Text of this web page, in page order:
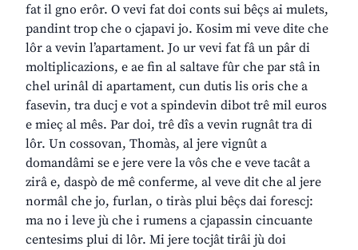
fat il gno erôr. O vevi fat doi conts sui bêçs ai mulets,
pandint trop che o cjapavi jo. Kosim mi veve dite che
lôr a vevin l’apartament. Jo ur vevi fat fâ un pâr di
moltiplicazions, e ae fin al saltave fûr che par stâ in
chel urinâl di apartament, cun dutis lis oris che a
fasevin, tra ducj e vot a spindevin dibot trê mil euros
e mieç al mês. Par doi, trê dîs a vevin rugnât tra di
lôr. Un cossovan, Thomàs, al jere vignût a
domandâmi se e jere vere la vôs che e veve tacât a
zirâ e, daspò de mê conferme, al veve dit che al jere
normâl che jo, furlan, o tiràs plui bêçs dai forescj:
ma no i leve jù che i rumens a cjapassin cincuante
centesims plui di lôr. Mi jere tocjât tirâi jù doi